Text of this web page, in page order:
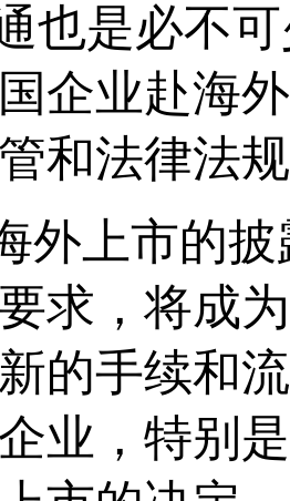
也是必不
企业赴海
和法律法
外上市的
求，将成
的手续和
业，特别